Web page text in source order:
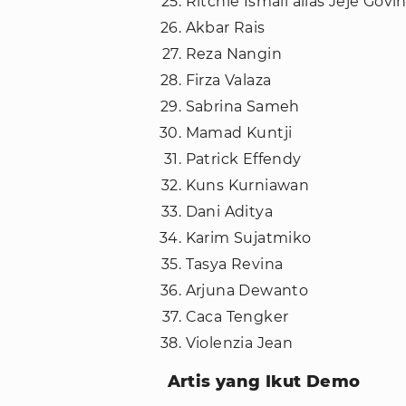
Akbar Rais
Reza Nangin
Firza Valaza
Sabrina Sameh
Mamad Kuntji
Patrick Effendy
Kuns Kurniawan
Dani Aditya
Karim Sujatmiko
Tasya Revina
Arjuna Dewanto
Caca Tengker
Violenzia Jean
Artis yang Ikut Demo